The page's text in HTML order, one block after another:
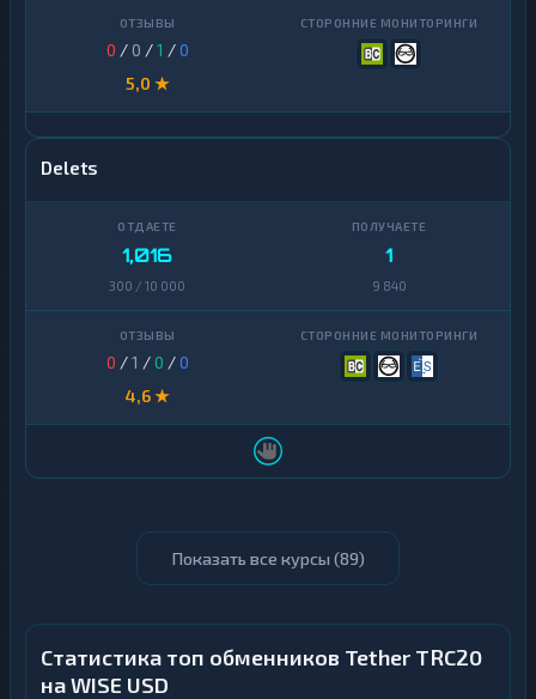
0 / 0 /1 /0
5,0 ★
Delets
1,016
300 / 10 000
1
9 840
0 /1 /0 /0
4,6 ★
Показать все курсы (89)
Статистика топ обменников Tether TRC20
на WISE USD